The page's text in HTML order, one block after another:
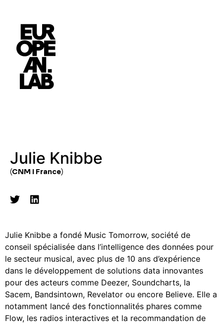
Julie Knibbe
(CNM I France)
Julie Knibbe a fondé Music Tomorrow, société de
conseil spécialisée dans l’intelligence des données pour
le secteur musical, avec plus de 10 ans d’expérience
dans le développement de solutions data innovantes
pour des acteurs comme Deezer, Soundcharts, la
Sacem, Bandsintown, Revelator ou encore Believe. Elle a
notamment lancé des fonctionnalités phares comme
Flow, les radios interactives et la recommandation de